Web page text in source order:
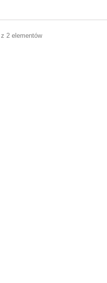
2 elementów